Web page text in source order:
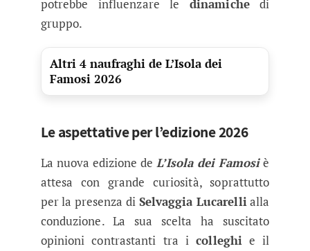
potrebbe influenzare le dinamichedi
gruppo.
Altri 4 naufraghi de L’Isola dei
Famosi 2026
Le aspettative per l’edizione 2026
La nuova edizione deL’Isola dei Famosiè
attesa con grande curiosità, soprattutto
per la presenza di Selvaggia Lucarellialla
conduzione. La sua scelta ha suscitato
opinioni contrastanti tra icolleghi e il